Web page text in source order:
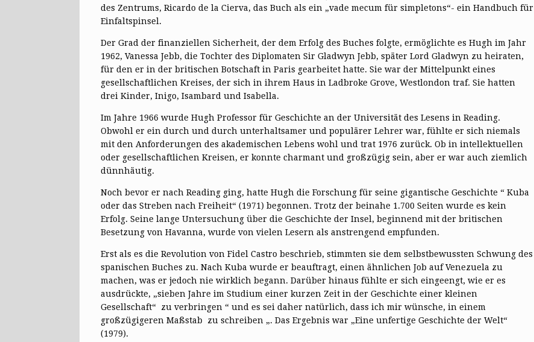
des Zentrums, Ricardo de la Cierva, das Buch als ein „vade mecum für simpletons“- ein Handbuch für
Einfaltspinsel.
Der Grad der finanziellen Sicherheit, der dem Erfolg des Buches folgte, ermöglichte es Hugh im Jahr
1962, Vanessa Jebb, die Tochter des Diplomaten Sir Gladwyn Jebb, später Lord Gladwyn zu heiraten,
für den er in der britischen Botschaft in Paris gearbeitet hatte. Sie war der Mittelpunkt eines
gesellschaftlichen Kreises, der sich in ihrem Haus in Ladbroke Grove, Westlondon traf. Sie hatten
drei Kinder, Inigo, Isambard und Isabella.
Im Jahre 1966 wurde Hugh Professor für Geschichte an der Universität des Lesens in Reading.
Obwohl er ein durch und durch unterhaltsamer und populärer Lehrer war, fühlte er sich niemals
mit den Anforderungen des akademischen Lebens wohl und trat 1976 zurück. Ob in intellektuellen
oder gesellschaftlichen Kreisen, er konnte charmant und großzügig sein, aber er war auch ziemlich
dünnhäutig.
Noch bevor er nach Reading ging, hatte Hugh die Forschung für seine gigantische Geschichte “ Kuba
oder das Streben nach Freiheit“ (1971) begonnen. Trotz der beinahe 1.700 Seiten wurde es kein
Erfolg. Seine lange Untersuchung über die Geschichte der Insel, beginnend mit der britischen
Besetzung von Havanna, wurde von vielen Lesern als anstrengend empfunden.
Erst als es die Revolution von Fidel Castro beschrieb, stimmten sie dem selbstbewussten Schwung des
spanischen Buches zu. Nach Kuba wurde er beauftragt, einen ähnlichen Job auf Venezuela zu
machen, was er jedoch nie wirklich begann. Darüber hinaus fühlte er sich eingeengt, wie er es
ausdrückte, „sieben Jahre im Studium einer kurzen Zeit in der Geschichte einer kleinen
Gesellschaft“ zu verbringen “ und es sei daher natürlich, dass ich mir wünsche, in einem
großzügigeren Maßstab zu schreiben „. Das Ergebnis war „Eine unfertige Geschichte der Welt“
(1979).